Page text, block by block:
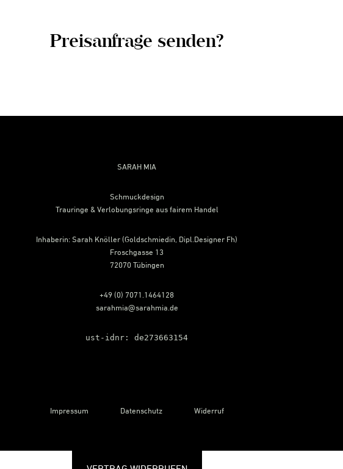
Preisanfrage senden?
SARAH MIA
Schmuckdesign
Trauringe & Verlobungsringe aus fairem Handel
Inhaberin: Sarah Knöller (Goldschmiedin, Dipl.Designer Fh)
Froschgasse 13
72070 Tübingen
+49 (0) 7071.1464128
sarahmia@sarahmia.de
ust-idnr: de273663154
Impressum Datenschutz Widerruf